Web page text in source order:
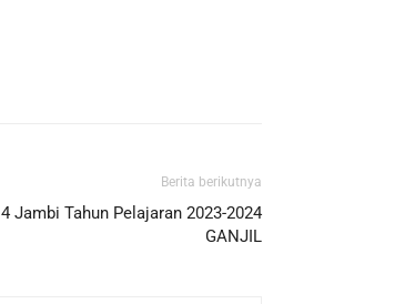
Berita berikutnya
Jambi Tahun Pelajaran 2023-2024
GANJIL